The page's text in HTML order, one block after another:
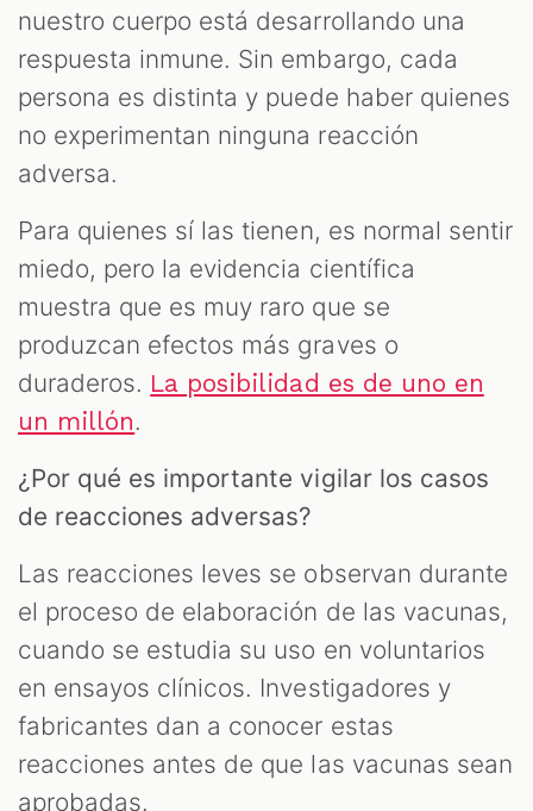
nuestro cuerpo está desarrollando una
respuesta inmune. Sin embargo, cada
persona es distinta y puede haber quienes
no experimentan ninguna reacción
adversa.
Para quienes sí las tienen, es normal sentir
miedo, pero la evidencia científica
muestra que es muy raro que se
produzcan efectos más graves o
duraderos. La posibilidad es de uno en
un millón.
¿Por qué es importante vigilar los casos
de reacciones adversas?
Las reacciones leves se observan durante
el proceso de elaboración de las vacunas,
cuando se estudia su uso en voluntarios
en ensayos clínicos. Investigadores y
fabricantes dan a conocer estas
reacciones antes de que las vacunas sean
aprobadas.